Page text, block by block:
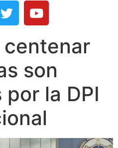
centenar
son
la DPI